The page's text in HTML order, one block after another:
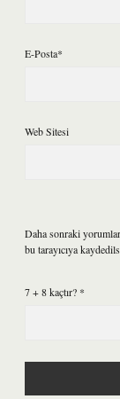
E-Posta*
Web Sitesi
Daha sonraki
bu tarayıcıya
7 + 8 kaçtır? *